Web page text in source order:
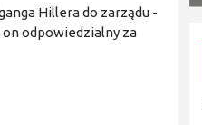
Hillera do zarządu -
on odpowiedzialny za